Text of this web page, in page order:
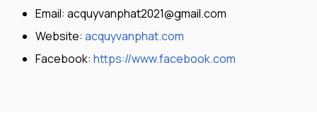
Email: acquyvanphat2021@gmail.com
Website: acquyvanphat.com
Facebook: https://www.facebook.com